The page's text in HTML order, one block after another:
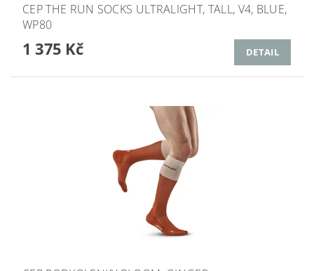
CEP THE RUN SOCKS ULTRALIGHT, TALL, V4, BLUE,
WP80
1 375 Kč DETAIL